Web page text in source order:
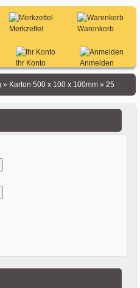
Warenkorb
Merkzettel
Anmelden
Ihr Konto
» Karton 500 x 100 x 100mm »25